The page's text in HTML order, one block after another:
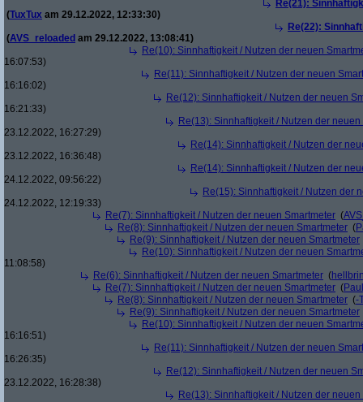
Re(21):
(TuxTux am 29.12.2022, 12:33:30)
Re(22):
(AVS_reloaded am 29.12.2022, 13:08:41)
Re(10): Sinnhaftigkeit / Nutzen der neuen
16:07:53)
Re(11): Sinnhaftigkeit / Nutzen der neuen
16:16:02)
Re(12): Sinnhaftigkeit / Nutzen der neuen
16:21:33)
Re(13): Sinnhaftigkeit / Nutzen der neuen
23.12.2022, 16:27:29)
Re(14): Sinnhaftigkeit / Nutzen der
23.12.2022, 16:36:48)
Re(14): Sinnhaftigkeit / Nutzen der
24.12.2022, 09:56:22)
Re(15): Sinnhaftigkeit / Nutzen der
24.12.2022, 12:19:33)
Re(7): Sinnhaftigkeit / Nutzen der neuen Smartmeter (
Re(8): Sinnhaftigkeit / Nutzen der neuen Smartmeter (
Re(9): Sinnhaftigkeit / Nutzen der neuen Smartmeter
Re(10): Sinnhaftigkeit / Nutzen der neuen
11:08:58)
Re(6): Sinnhaftigkeit / Nutzen der neuen Smartmeter (
Re(7): Sinnhaftigkeit / Nutzen der neuen Smartmeter (
Re(8): Sinnhaftigkeit / Nutzen der neuen Smartmeter (-
Re(9): Sinnhaftigkeit / Nutzen der neuen Smartmeter
Re(10): Sinnhaftigkeit / Nutzen der neuen
16:16:51)
Re(11): Sinnhaftigkeit / Nutzen der neuen
16:26:35)
Re(12): Sinnhaftigkeit / Nutzen der neuen
23.12.2022, 16:28:38)
Re(13): Sinnhaftigkeit / Nutzen der neuen